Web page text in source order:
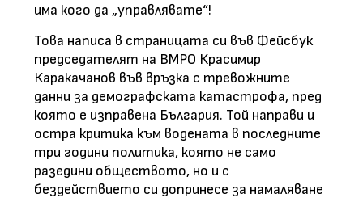
има кого да „управлявате“!
Това написа в страницата си във Фейсбук
председателят на ВМРО Красимир
Каракачанов във връзка с тревожните
данни за демографската катастрофа, пред
която е изправена България. Той направи и
остра критика към водената в последните
три години политика, която не само
разедини обществото, но и с
бездействието си допринесе за намаляване